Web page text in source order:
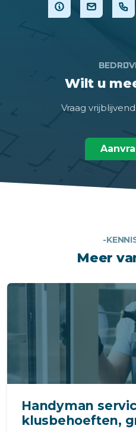
Wilt u
Vraag
-
Meer
Handyman
klusbehoeften,